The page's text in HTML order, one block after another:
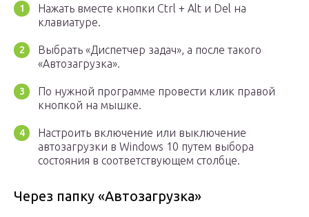
Нажать вместе кнопки Ctrl + Alt и Del на
клавиатуре.
Выбрать «Диспетчер задач», а после такого
«Автозагрузка».
По нужной программе провести клик правой
кнопкой на мышке.
Настроить включение или выключение
автозагрузки в Windows 10 путем выбора
состояния в соответствующем столбце.
Через папку «Автозагрузка»